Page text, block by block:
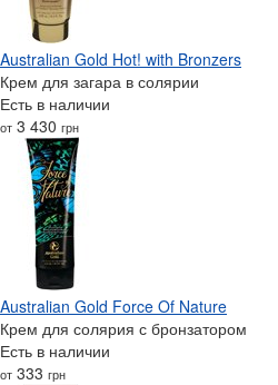
Australian Gold Hot! with Bronzers
Крем для загара в солярии
Есть в наличии
от 3 430 грн
Australian Gold Force Of Nature
Крем для солярия с бронзатором
Есть в наличии
от 333 грн